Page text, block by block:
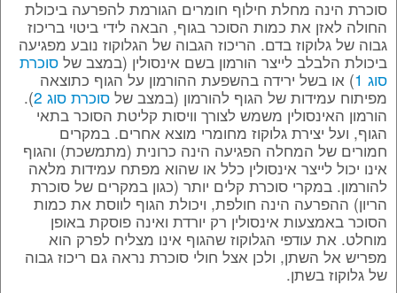
סוכרת הינה מחלת חילוף חומרים הגורמת להפרעה ביכולת
החולה לאזן את כמות הסוכר בגוף, הבאה לידי ביטוי בריכוז
גבוה של גלוקוז בדם. הריכוז הגבוה של הגלוקוז נובע מפגיעה
ביכולת הלבלב לייצר הורמון בשם אינסולין (במצב של סוכרת
סוג 1
) או בשל ירידה בהשפעת ההורמון על הגוף כתוצאה
מפיתוח עמידות של הגוף להורמון (במצב של סוכרת סוג 2
).
הורמון האינסולין משמש לצורך וויסות קליטת הסוכר בתאי
הגוף, ועל יצירת גלוקוז מחומרי מוצא אחרים. במקרים
חמורים של המחלה הפגיעה הינה כרונית (מתמשכת) והגוף
אינו יכול לייצר אינסולין כלל או שהוא מפתח עמידות מלאה
להורמון. במקרי סוכרת קלים יותר (כגון במקרים של סוכרת
הריון) ההפרעה הינה חולפת, ויכולת הגוף לווסת את כמות
הסוכר באמצעות אינסולין רק יורדת ואינה פוסקת באופן
מוחלט. את עודפי הגלוקוז שהגוף אינו מצליח לפרק הוא
מפריש אל השתן, ולכן אצל חולי סוכרת נראה גם ריכוז גבוה
של גלוקוז בשתן.